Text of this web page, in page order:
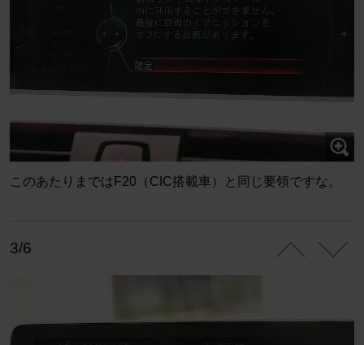
このあたりまではF20（CIC搭載車）と同じ要領ですな。
3/6